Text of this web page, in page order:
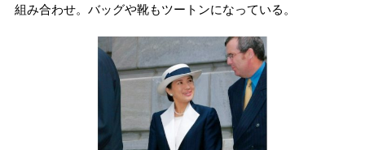
組み合わせ。バッグや靴もツートンになっている。